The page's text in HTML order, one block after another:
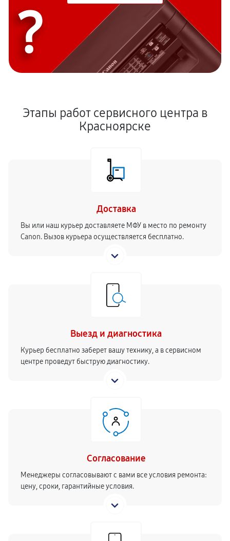
?
Этапы работ сервисного центра в
Красноярске
Доставка
Вы или наш курьер доставляете МФУ в место по ремонту
Canon. Вызов курьера осуществляется бесплатно.
Выезд и диагностика
Курьер бесплатно заберет вашу технику, а в сервисном
центре проведут быструю диагностику.
Согласование
Менеджеры согласовывают с вами все условия ремонта:
цену, сроки, гарантийные условия.